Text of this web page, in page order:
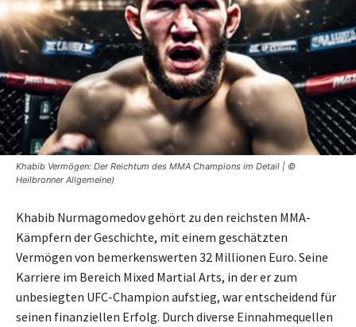
Khabib Vermögen: Der Reichtum des MMA Champions im Detail | ©
Heilbronner Allgemeine)
Khabib Nurmagomedov gehört zu den reichsten MMA-
Kämpfern der Geschichte, mit einem geschätzten
Vermögen von bemerkenswerten 32 Millionen Euro. Seine
Karriere im Bereich Mixed Martial Arts, in der er zum
unbesiegten UFC-Champion aufstieg, war entscheidend für
seinen finanziellen Erfolg. Durch diverse Einnahmequellen